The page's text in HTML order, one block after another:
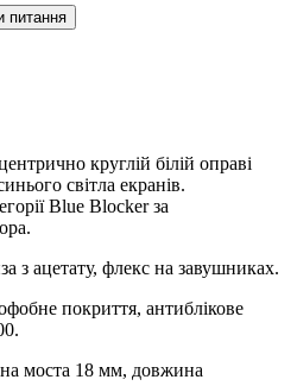
питання
круглій білій оправі
світла екранів.
Blue Blocker за
з ацетату, флекс на завушниках.
покриття, антиблікове
моста 18 мм, довжина